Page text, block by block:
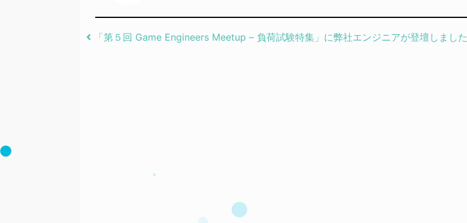
Post navigation
「第５回 Game Engineers Meetup – 負荷試験特集」に弊社エンジニアが登壇しました